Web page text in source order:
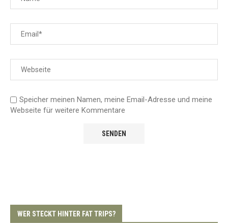
Speicher meinen Namen, meine Email-Adresse und meine
Webseite für weitere Kommentare
WER STECKT HINTER FAT TRIPS?